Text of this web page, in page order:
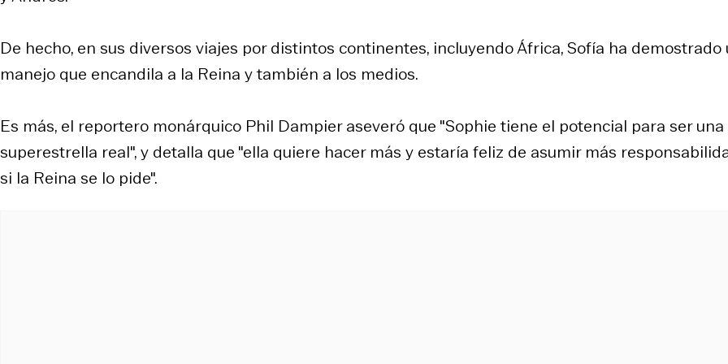
De hecho, en sus diversos viajes por distintos continentes, incluyendo África, Sofía ha demostrado
manejo que encandila a la Reina y también a los medios.
Es más, el reportero monárquico Phil Dampier aseveró que "Sophie tiene el potencial para ser una
superestrella real", y detalla que "ella quiere hacer más y estaría feliz de asumir más
si la Reina se lo pide".